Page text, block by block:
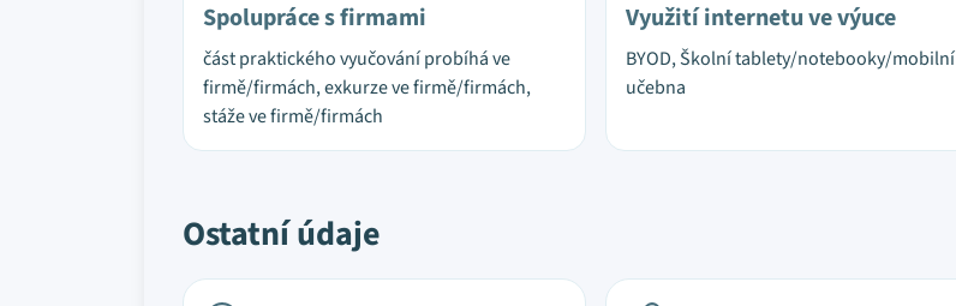
Spolupráce s firmami
část praktického vyučování probíhá ve
firmě/firmách, exkurze ve firmě/firmách,
stáže ve firmě/firmách
Využití internetu ve výuce
BYOD, Školní tablety/notebooky/mobilní
učebna
Ostatní údaje